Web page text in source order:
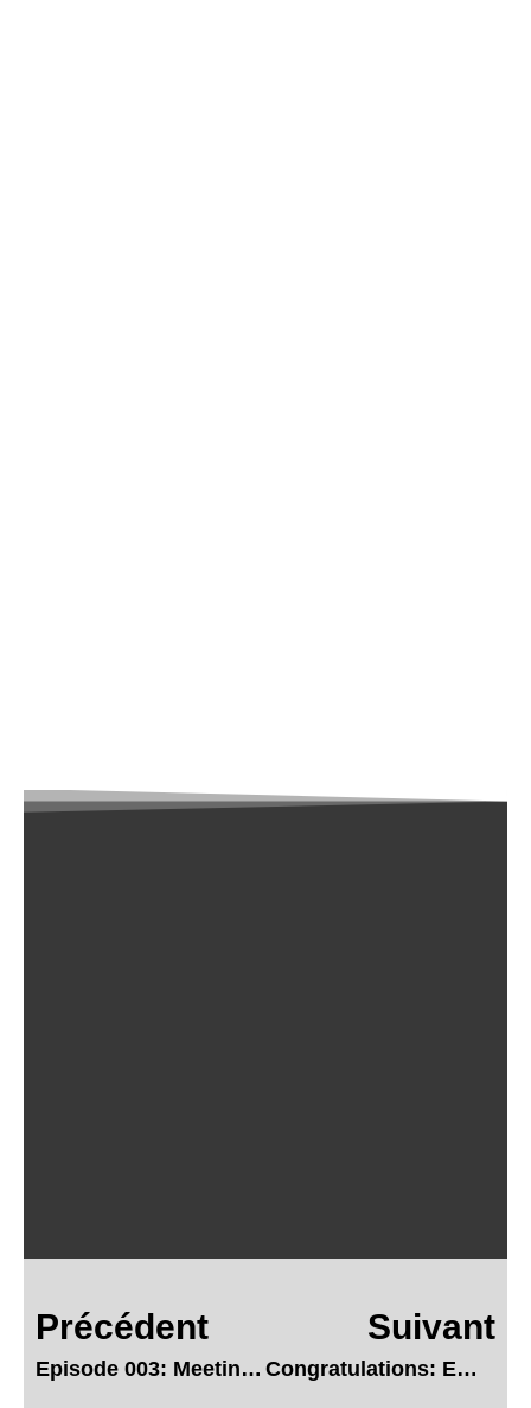
Précédent
Episode 003: Meeting with Arthur Tarnowski, ACE, hosted by Isabelle Malenfant, CCE
Suivant
Congratulations: Emmy Award Nominations